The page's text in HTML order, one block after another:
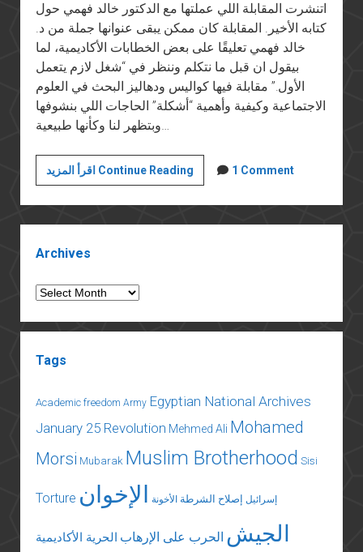
اتنشرت المقابلة اللي عملتها مع الدكتور خالد فهمي حول
كتابه الأخير. المقابلة كان ممكن يبقى عنوانها جملة من د.
خالد فهمي تعليقًا على بعض الخطابات الأكاديمية، لما
بيقول ان قبل ما نتكلم وننظر في “شغل لازم يتعمل
الأول.” مقابلة فيها كواليس ودهاليز البحث في العلوم
الاجتماعية وكيفية وأهمية “أشكلة” الحاجات اللي بنشوفها
وبتظهر لنا وكأنها طبيعية…
اقرأ المزيد Continue Readingتاريخ
دولة
تحكيه
الحواس
1 Comment
Archives
Archives
Tags
Academic freedom Army Egyptian National Archives
January 25 Revolution Mehmed Ali Mohamed
Morsi Mubarak Muslim Brotherhood Sisi
Torture إسرائيل إصلاح الشرطة الأخونة الإخوان
الجيش الحرب على الإرهاب الحرية الأكاديمية